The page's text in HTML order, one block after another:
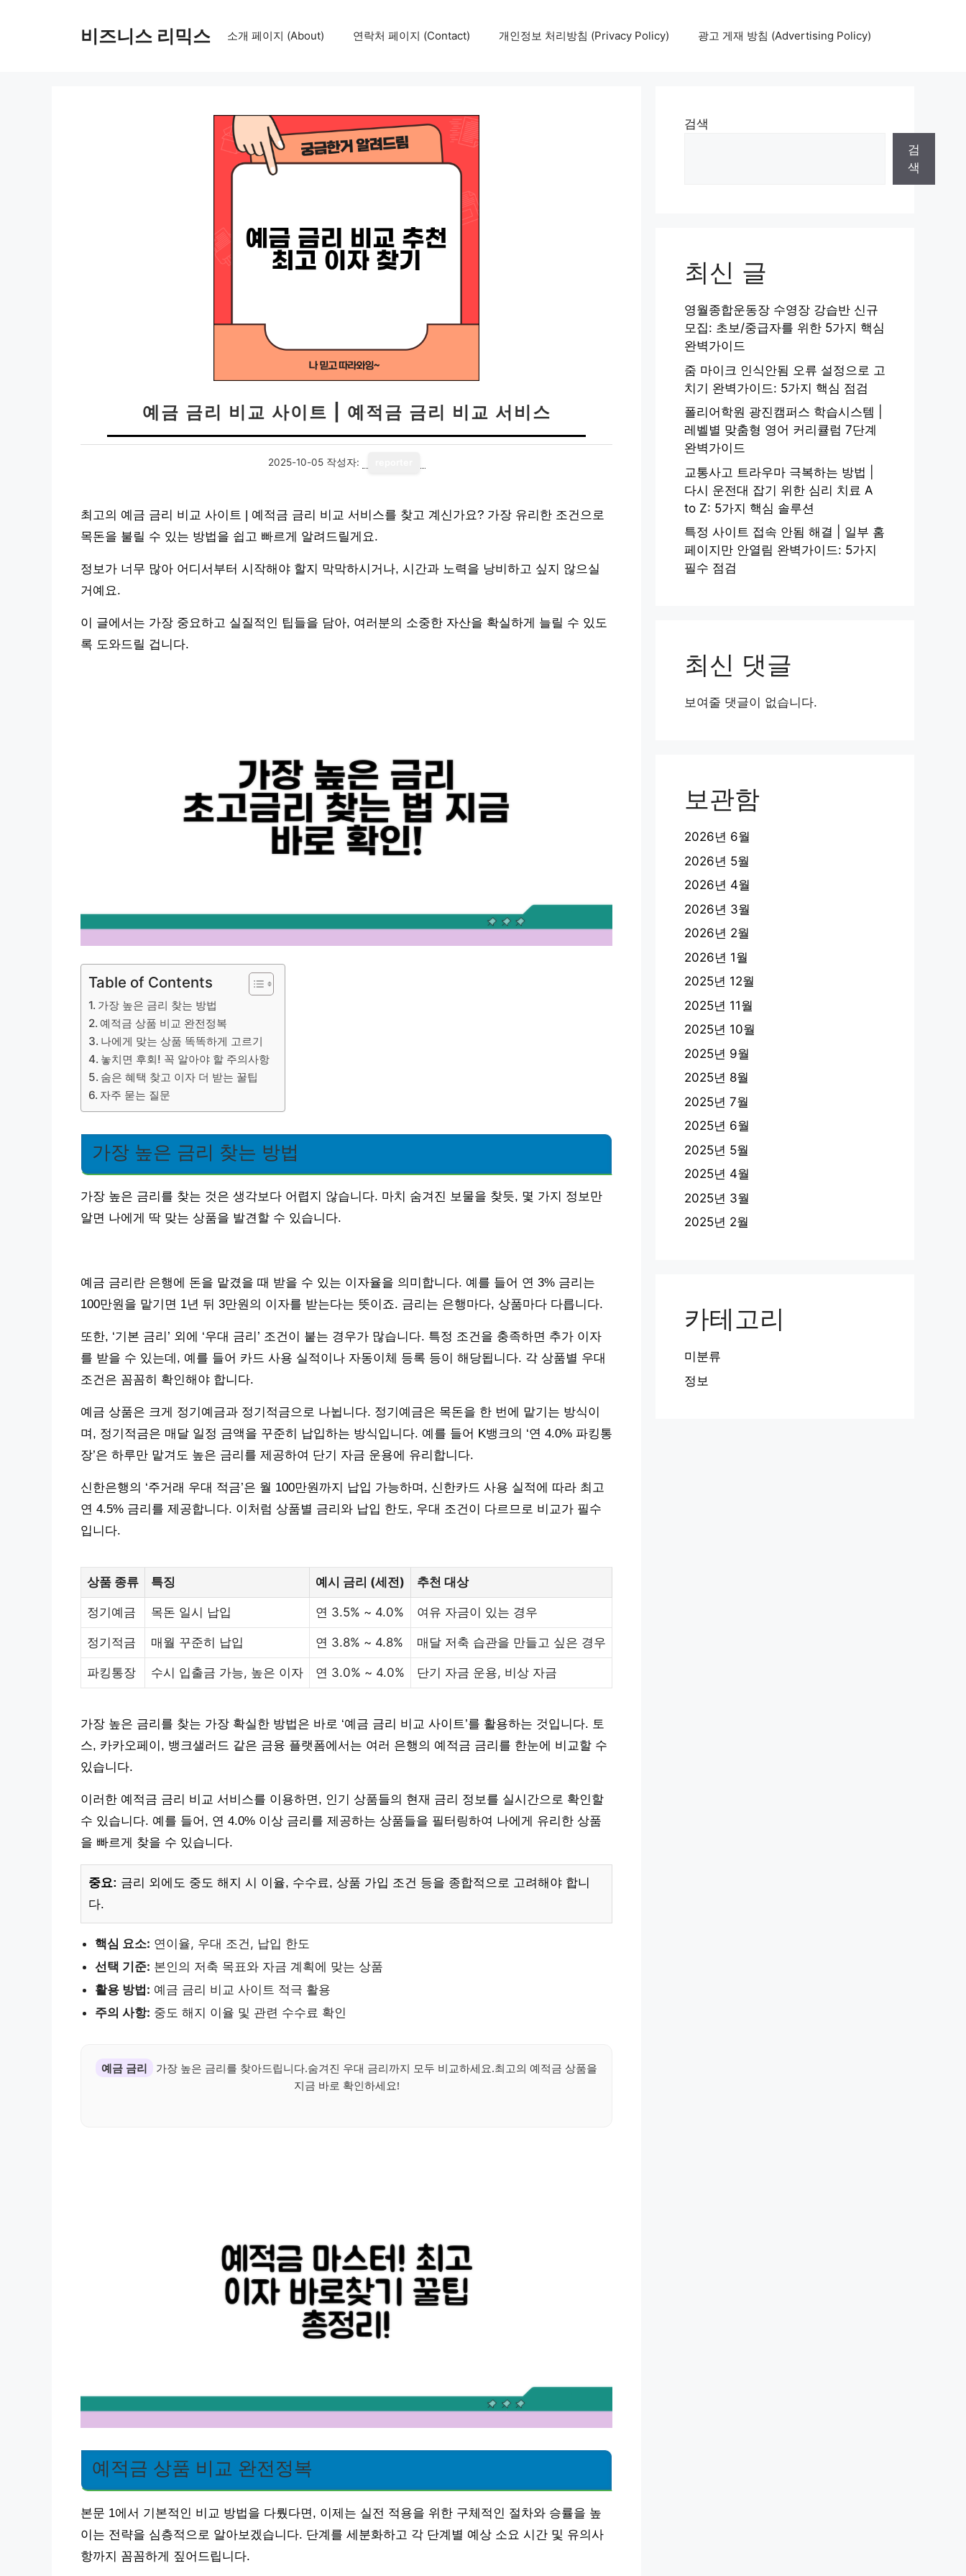
비즈니스 리믹스 소개 페이지 (About) 연락처 페이지 (Contact) 개인정보 처리방침 (Privacy Policy) 광고 게재 방침 (Advertising Policy)
예금 금리 비교 사이트 | 예적금 금리 비교 서비스
2025-10-05 작성자:
최고의 예금 금리 비교 사이트 | 예적금 금리 비교 서비스를 찾고 계신가요? 가장 유리한 조건으로
목돈을 불릴 수 있는 방법을 쉽고 빠르게 알려드릴게요.
정보가 너무 많아 어디서부터 시작해야 할지 막막하시거나, 시간과 노력을 낭비하고 싶지 않으실
거예요.
이 글에서는 가장 중요하고 실질적인 팁들을 담아, 여러분의 소중한 자산을 확실하게 늘릴 수 있도
록 도와드릴 겁니다.
Table of Contents
가장 높은 금리 찾는 방법
예적금 상품 비교 완전정복
나에게 맞는 상품 똑똑하게 고르기
놓치면 후회! 꼭 알아야 할 주의사항
숨은 혜택 찾고 이자 더 받는 꿀팁
자주 묻는 질문
가장 높은 금리 찾는 방법
가장 높은 금리를 찾는 것은 생각보다 어렵지 않습니다. 마치 숨겨진 보물을 찾듯, 몇 가지 정보만
알면 나에게 딱 맞는 상품을 발견할 수 있습니다.
예금 금리란 은행에 돈을 맡겼을 때 받을 수 있는 이자율을 의미합니다. 예를 들어 연 3% 금리는
100만원을 맡기면 1년 뒤 3만원의 이자를 받는다는 뜻이죠. 금리는 은행마다, 상품마다 다릅니다.
또한, ‘기본 금리’ 외에 ‘우대 금리’ 조건이 붙는 경우가 많습니다. 특정 조건을 충족하면 추가 이자
를 받을 수 있는데, 예를 들어 카드 사용 실적이나 자동이체 등록 등이 해당됩니다. 각 상품별 우대
조건은 꼼꼼히 확인해야 합니다.
예금 상품은 크게 정기예금과 정기적금으로 나뉩니다. 정기예금은 목돈을 한 번에 맡기는 방식이
며, 정기적금은 매달 일정 금액을 꾸준히 납입하는 방식입니다. 예를 들어 K뱅크의 ‘연 4.0% 파킹통
장’은 하루만 맡겨도 높은 금리를 제공하여 단기 자금 운용에 유리합니다.
신한은행의 ‘주거래 우대 적금’은 월 100만원까지 납입 가능하며, 신한카드 사용 실적에 따라 최고
연 4.5% 금리를 제공합니다. 이처럼 상품별 금리와 납입 한도, 우대 조건이 다르므로 비교가 필수
입니다.
상품 종류 특징 예시 금리 (세전) 추천 대상
정기예금 목돈 일시 납입 연 3.5% ~ 4.0% 여유 자금이 있는 경우
정기적금 매월 꾸준히 납입 연 3.8% ~ 4.8% 매달 저축 습관을 만들고 싶은 경우
파킹통장 수시 입출금 가능, 높은 이자 연 3.0% ~ 4.0% 단기 자금 운용, 비상 자금
가장 높은 금리를 찾는 가장 확실한 방법은 바로 ‘예금 금리 비교 사이트’를 활용하는 것입니다. 토
스, 카카오페이, 뱅크샐러드 같은 금융 플랫폼에서는 여러 은행의 예적금 금리를 한눈에 비교할 수
있습니다.
이러한 예적금 금리 비교 서비스를 이용하면, 인기 상품들의 현재 금리 정보를 실시간으로 확인할
수 있습니다. 예를 들어, 연 4.0% 이상 금리를 제공하는 상품들을 필터링하여 나에게 유리한 상품
을 빠르게 찾을 수 있습니다.
중요: 금리 외에도 중도 해지 시 이율, 수수료, 상품 가입 조건 등을 종합적으로 고려해야 합니
다.
핵심 요소: 연이율, 우대 조건, 납입 한도
선택 기준: 본인의 저축 목표와 자금 계획에 맞는 상품
활용 방법: 예금 금리 비교 사이트 적극 활용
주의 사항: 중도 해지 이율 및 관련 수수료 확인
예금 금리
가장 높은 금리를 찾아드립니다.숨겨진 우대 금리까지 모두 비교하세요.최고의 예적금 상품을
지금 바로 확인하세요!
예적금 상품 비교 완전정복
본문 1에서 기본적인 비교 방법을 다뤘다면, 이제는 실전 적용을 위한 구체적인 절차와 승률을 높
이는 전략을 심층적으로 알아보겠습니다. 단계를 세분화하고 각 단계별 예상 소요 시간 및 유의사
항까지 꼼꼼하게 짚어드립니다.
검색
검
색
최신 글
영월종합운동장 수영장 강습반 신규
모집: 초보/중급자를 위한 5가지 핵심
완벽가이드
줌 마이크 인식안됨 오류 설정으로 고
치기 완벽가이드: 5가지 핵심 점검
폴리어학원 광진캠퍼스 학습시스템 |
레벨별 맞춤형 영어 커리큘럼 7단계
완벽가이드
교통사고 트라우마 극복하는 방법 |
다시 운전대 잡기 위한 심리 치료 A
to Z: 5가지 핵심 솔루션
특정 사이트 접속 안됨 해결 | 일부 홈
페이지만 안열림 완벽가이드: 5가지
필수 점검
최신 댓글
보여줄 댓글이 없습니다.
보관함
2026년 6월
2026년 5월
2026년 4월
2026년 3월
2026년 2월
2026년 1월
2025년 12월
2025년 11월
2025년 10월
2025년 9월
2025년 8월
2025년 7월
2025년 6월
2025년 5월
2025년 4월
2025년 3월
2025년 2월
카테고리
미분류
정보